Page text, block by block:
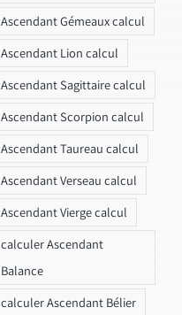
Ascendant Gémeaux calcul
Ascendant Lion calcul
Ascendant Sagittaire calcul
Ascendant Scorpion calcul
Ascendant Taureau calcul
Ascendant Verseau calcul
Ascendant Vierge calcul
calculer Ascendant
Balance
calculer Ascendant Bélier